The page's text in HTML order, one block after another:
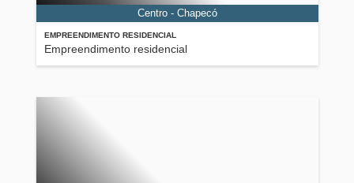
EMPREENDIMENTO RESIDENCIAL
Empreendimento residencial
Centro - Chapecó